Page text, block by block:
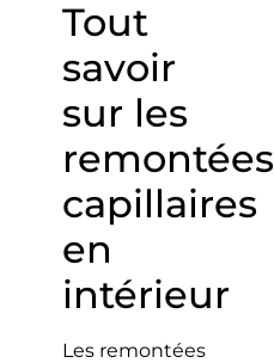
Tout
savoir
sur les
remontées
capillaires
en
intérieur
Les remontées